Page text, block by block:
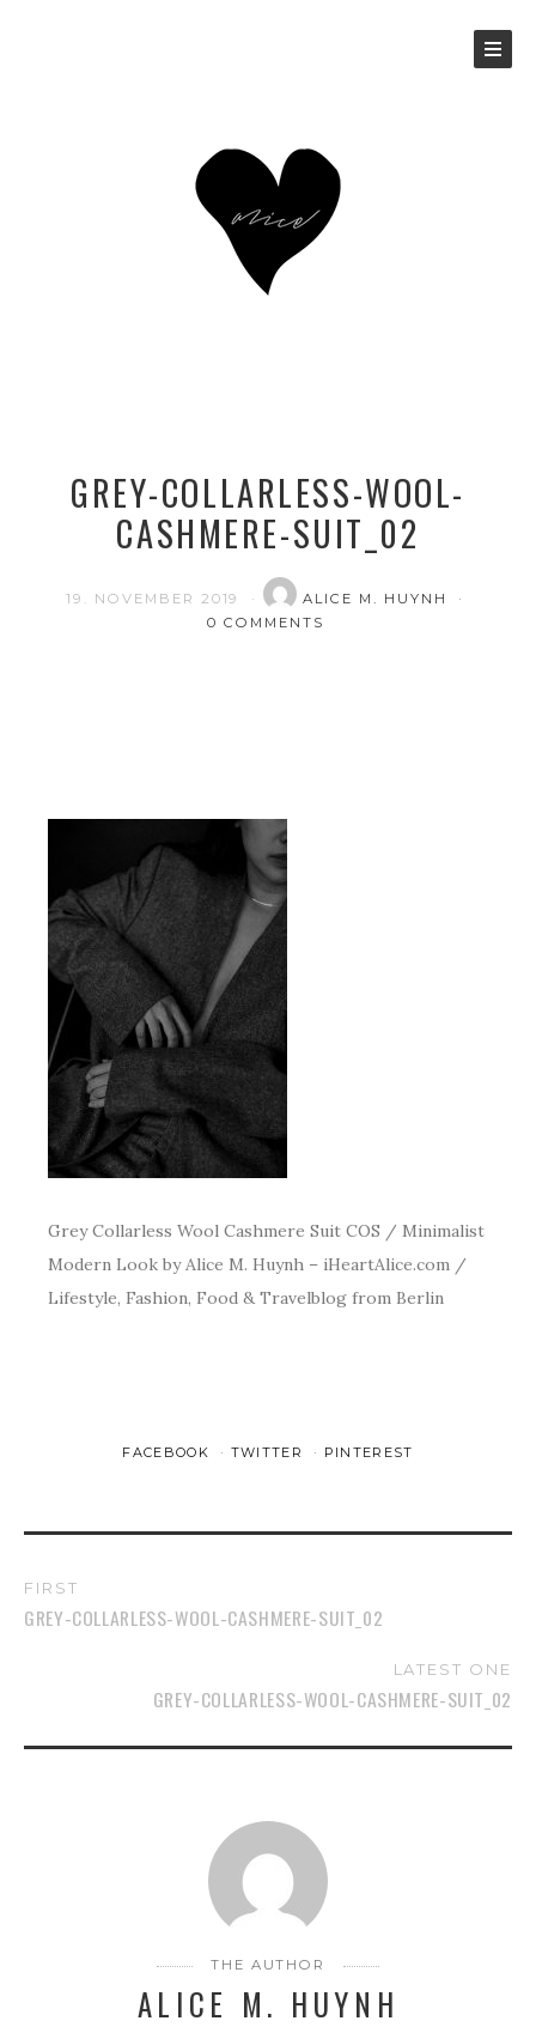
GREY-COLLARLESS-WOOL-
CASHMERE-SUIT_02
19. NOVEMBER 2019
ALICE M. HUYNH
0 COMMENTS
Grey Collarless Wool Cashmere Suit COS / Minimalist
Modern Look by Alice M. Huynh – iHeartAlice.com /
Lifestyle, Fashion, Food & Travelblog from Berlin
FACEBOOK TWITTER PINTEREST
FIRST
GREY-COLLARLESS-WOOL-CASHMERE-SUIT_02
LATEST ONE
GREY-COLLARLESS-WOOL-CASHMERE-SUIT_02
THE AUTHOR
ALICE M. HUYNH